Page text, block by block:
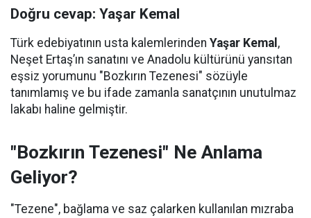
Doğru cevap: Yaşar Kemal
Türk edebiyatının usta kalemlerinden Yaşar Kemal ,
Neşet Ertaş’ın sanatını ve Anadolu kültürünü yansıtan
eşsiz yorumunu "Bozkırın Tezenesi" sözüyle
tanımlamış ve bu ifade zamanla sanatçının unutulmaz
lakabı haline gelmiştir.
"Bozkırın Tezenesi" Ne Anlama
Geliyor?
"Tezene", bağlama ve saz çalarken kullanılan mızraba